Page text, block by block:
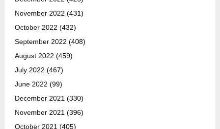
November 2022 (431)
October 2022 (432)
September 2022 (408)
August 2022 (459)
July 2022 (467)
June 2022 (99)
December 2021 (330)
November 2021 (396)
October 2021 (405)